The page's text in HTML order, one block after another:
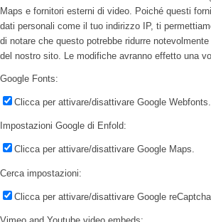
Maps e fornitori esterni di video. Poiché questi
dati personali come il tuo indirizzo IP, ti
di notare che questo potrebbe ridurre
del nostro sito. Le modifiche avranno effetto una
Google Fonts:
Clicca per attivare/disattivare Google Webfonts.
Impostazioni Google di Enfold:
Clicca per attivare/disattivare Google Maps.
Cerca impostazioni:
Clicca per attivare/disattivare Google reCaptcha.